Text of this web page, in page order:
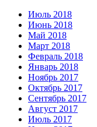
Июль 2018
Июнь 2018
Май 2018
Март 2018
Февраль 2018
Январь 2018
Ноябрь 2017
Октябрь 2017
Сентябрь 2017
Август 2017
Июль 2017